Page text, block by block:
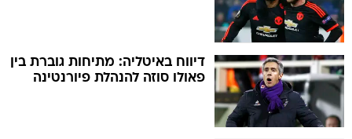
דיווח באיטליה: מתיחות גוברת בין
פאולו סוזה להנהלת פיורנטינה